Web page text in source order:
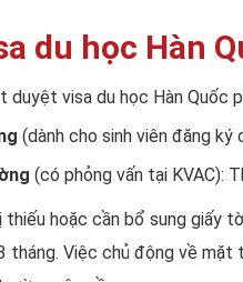
du học Hàn
duyệt visa du học Hàn Quốc
(dành cho sinh viên đăng
(có phỏng vấn tại KVAC):
thiếu hoặc cần bổ sung giấy
tháng. Việc chủ động về